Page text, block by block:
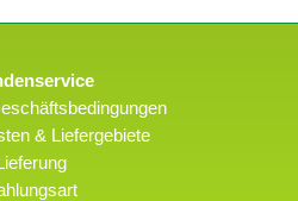
& Liefergebiete